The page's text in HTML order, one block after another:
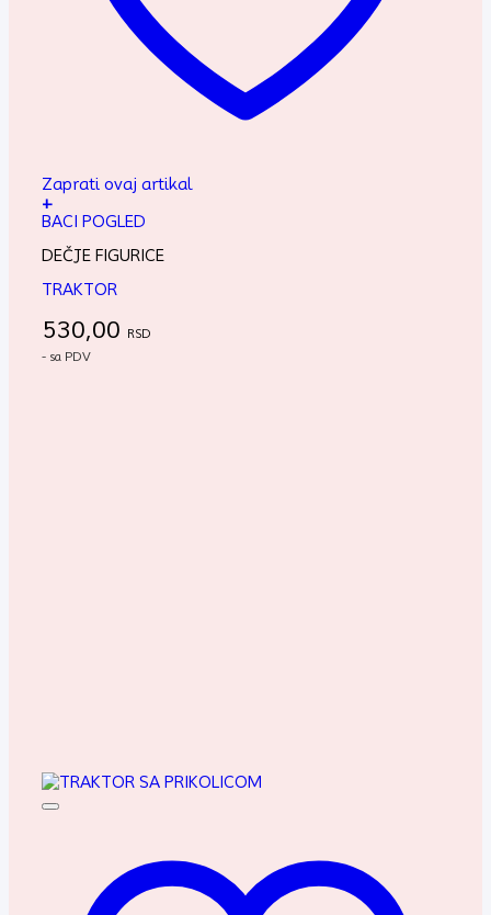
Zaprati ovaj artikal
+
BACI POGLED
DEČJE FIGURICE
TRAKTOR
530,00 RSD
- sa PDV